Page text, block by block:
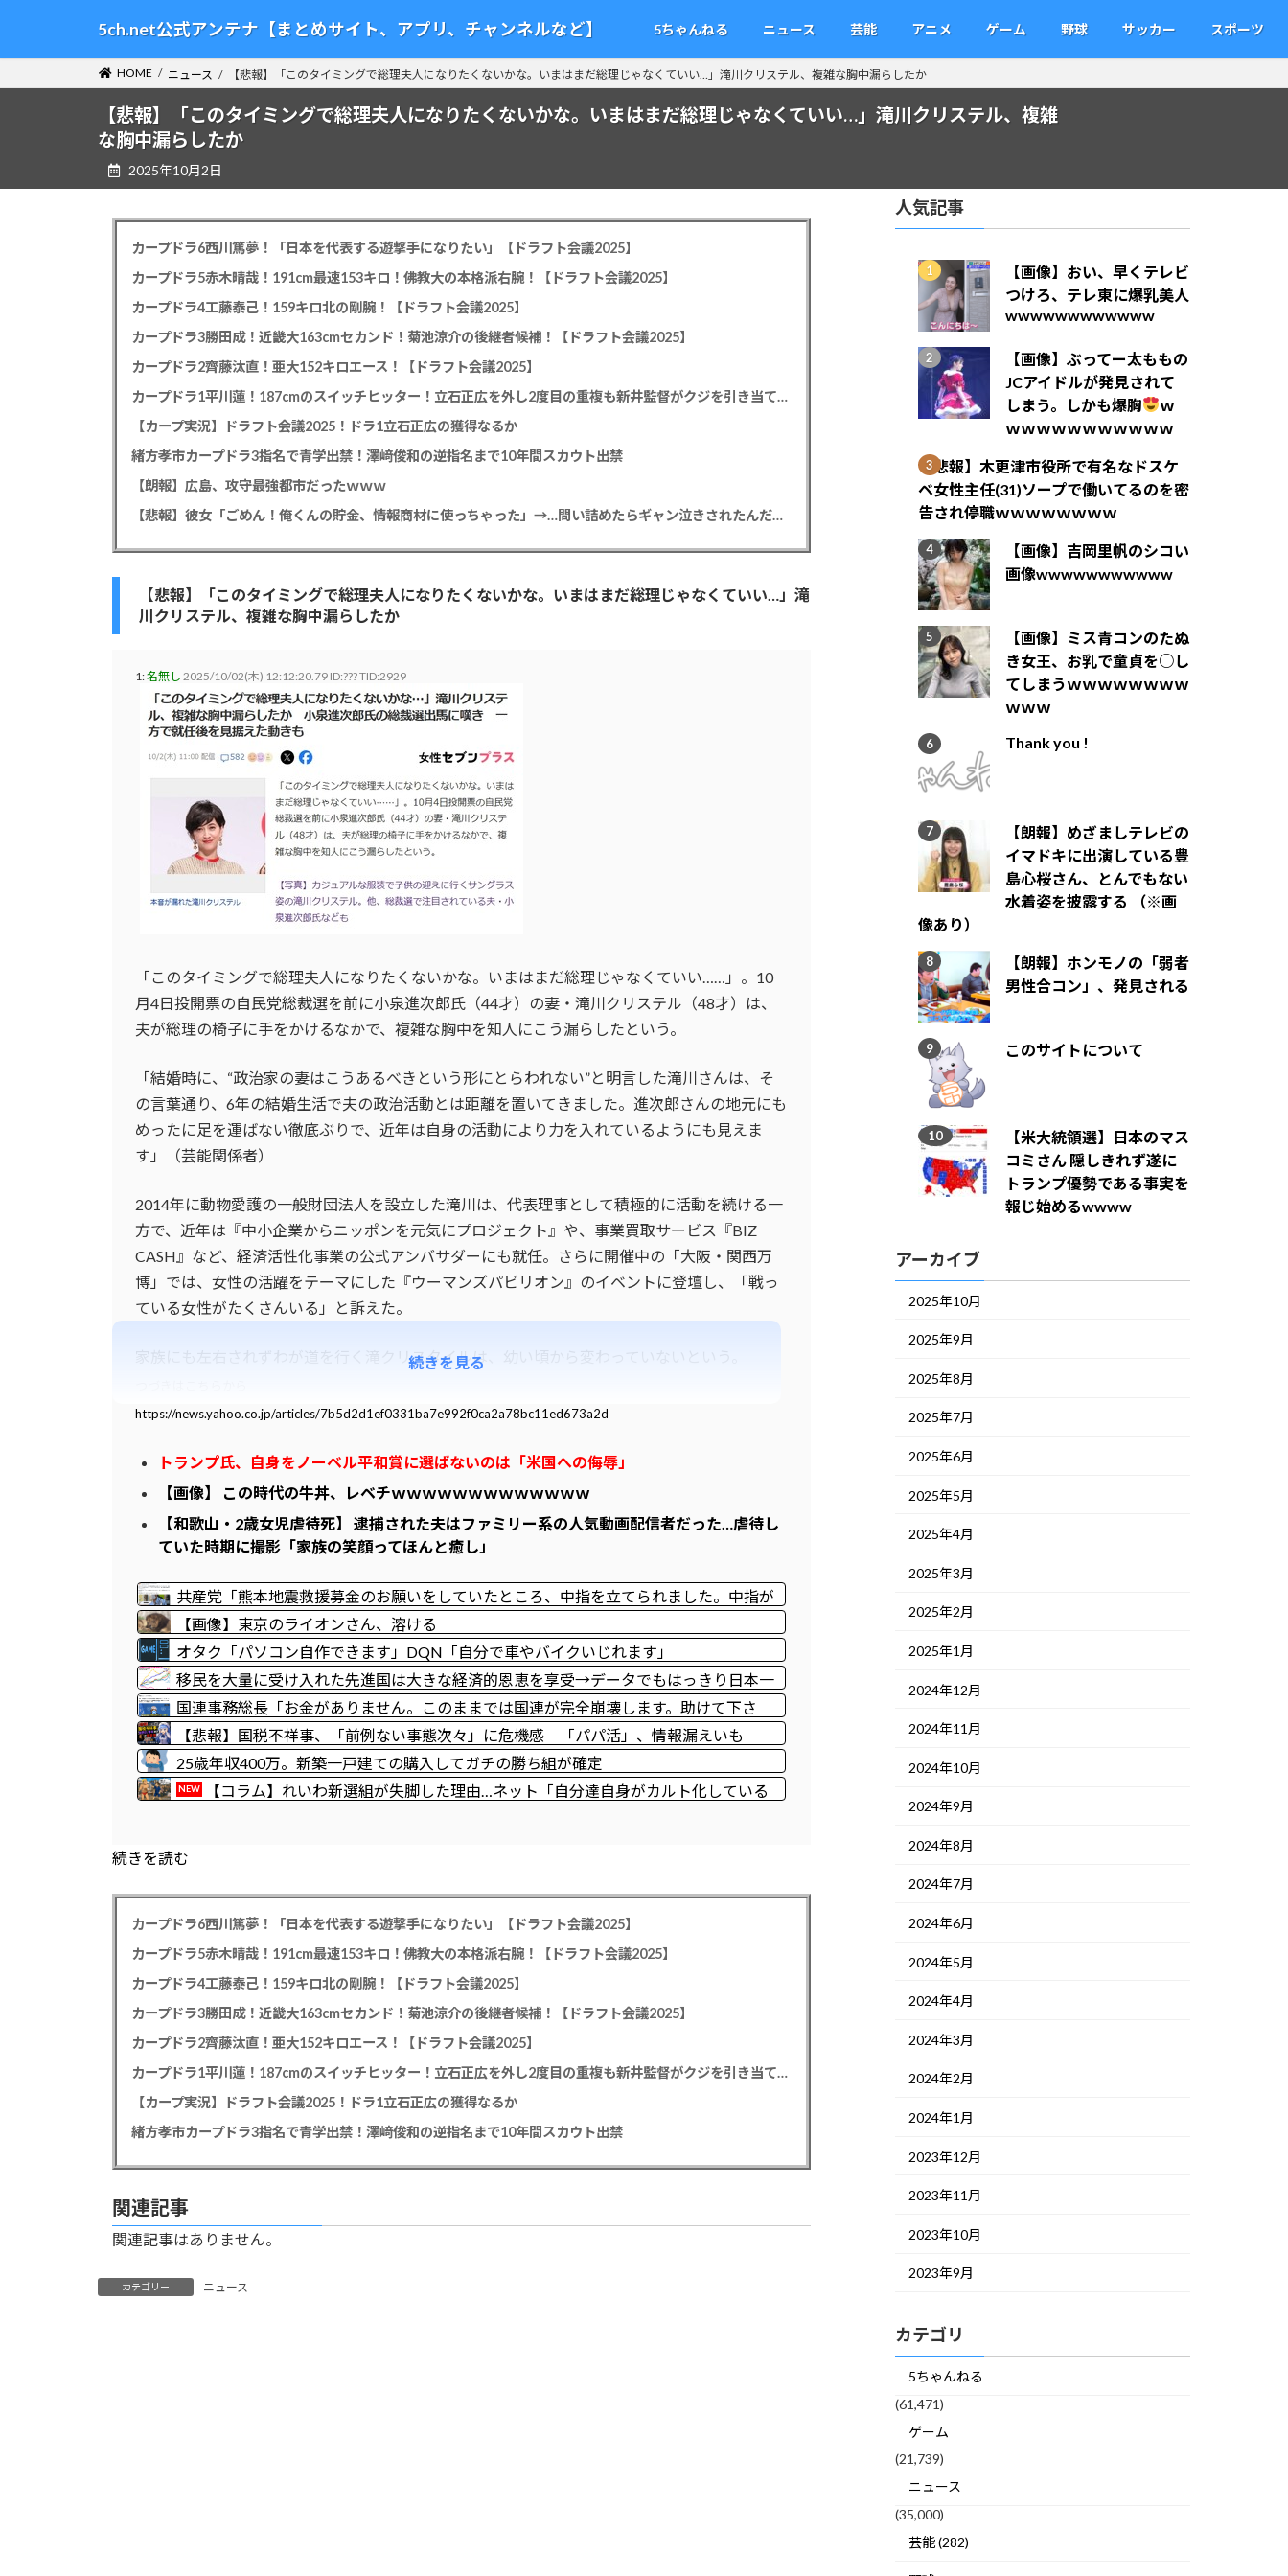
テ
ッ
ゲ
移
5ch.net公式アンテナ【まとめサイト、アプリ、チャンネルなど】 5ちゃんねる ニュース 芸能 アニメ ゲーム 野球 サッカー スポーツ
HOME ニュース 【悲報】「このタイミングで総理夫人になりたくないかな。いまはまだ総理じゃなくていい…」滝川クリステル、複雑な胸中漏らしたか
【悲報】「このタイミングで総理夫人になりたくないかな。いまはまだ総理じゃなくていい…」滝川クリステル、複雑
な胸中漏らしたか
2025年10月2日
カープドラ6西川篤夢！「日本を代表する遊撃手になりたい」【ドラフト会議2025】
カープドラ5赤木晴哉！191cm最速153キロ！佛教大の本格派右腕！【ドラフト会議2025】
カープドラ4工藤泰己！159キロ北の剛腕！【ドラフト会議2025】
カープドラ3勝田成！近畿大163cmセカンド！菊池涼介の後継者候補！【ドラフト会議2025】
カープドラ2齊藤汰直！亜大152キロエース！【ドラフト会議2025】
カープドラ1平川蓮！187cmのスイッチヒッター！立石正広を外し2度目の重複も新井監督がクジを引き当てる！【ドラフト会議2025】
【カープ実況】ドラフト会議2025！ドラ1立石正広の獲得なるか
緒方孝市カープドラ3指名で青学出禁！澤﨑俊和の逆指名まで10年間スカウト出禁
【朗報】広島、攻守最強都市だったｗｗｗ
【悲報】彼女「ごめん！俺くんの貯金、情報商材に使っちゃった」→…問い詰めたらギャン泣きされたんだが俺が悪いのか？
【悲報】「このタイミングで総理夫人になりたくないかな。いまはまだ総理じゃなくていい…」滝
川クリステル、複雑な胸中漏らしたか
1:名無し 2025/10/02(木) 12:12:20.79 ID:??? TID:2929
「このタイミングで総理夫人になりたくないかな。いまはまだ総理じゃなくていい……」。10
月4日投開票の自民党総裁選を前に小泉進次郎氏（44才）の妻・滝川クリステル（48才）は、
夫が総理の椅子に手をかけるなかで、複雑な胸中を知人にこう漏らしたという。
「結婚時に、“政治家の妻はこうあるべきという形にとらわれない”と明言した滝川さんは、そ
の言葉通り、6年の結婚生活で夫の政治活動とは距離を置いてきました。進次郎さんの地元にも
めったに足を運ばない徹底ぶりで、近年は自身の活動により力を入れているようにも見えま
す」（芸能関係者）
2014年に動物愛護の一般財団法人を設立した滝川は、代表理事として積極的に活動を続ける一
方で、近年は『中小企業からニッポンを元気にプロジェクト』や、事業買取サービス『BIZ
CASH』など、経済活性化事業の公式アンバサダーにも就任。さらに開催中の「大阪・関西万
博」では、女性の活躍をテーマにした『ウーマンズパビリオン』のイベントに登壇し、「戦っ
ている女性がたくさんいる」と訴えた。
家族にも左右されずわが道を行く滝クリスタイルは、幼い頃から変わっていないという。
https://news.yahoo.co.jp/articles/7b5d2d1ef0331ba7e992f0ca2a78bc11ed673a2d
トランプ氏、自身をノーベル平和賞に選ばないのは「米国への侮辱」
【画像】 この時代の牛丼、レベチｗｗｗｗｗｗｗｗｗｗｗｗｗ
【和歌山・2歳女児虐待死】 逮捕された夫はファミリー系の人気動画配信者だった…虐待し
ていた時期に撮影「家族の笑顔ってほんと癒し」
共産党「熊本地震救援募金のお願いをしていたところ、中指を立てられました。中指が
メガネに当たり、危うく怪我をするところでした」
【画像】東京のライオンさん、溶ける
オタク「パソコン自作できます」DQN「自分で車やバイクいじれます」
移民を大量に受け入れた先進国は大きな経済的恩恵を享受→データでもはっきり日本一
人負け示される [8/8]
国連事務総長「お金がありません。このままでは国連が完全崩壊します。助けて下さ
い」
【悲報】国税不祥事、「前例ない事態次々」に危機感 「パパ活」、情報漏えいも
25歳年収400万。新築一戸建ての購入してガチの勝ち組が確定
NEW
【コラム】れいわ新選組が失脚した理由…ネット「自分達自身がカルト化している
続きを読む
続きを見る
カープドラ6西川篤夢！「日本を代表する遊撃手になりたい」【ドラフト会議2025】
カープドラ5赤木晴哉！191cm最速153キロ！佛教大の本格派右腕！【ドラフト会議2025】
カープドラ4工藤泰己！159キロ北の剛腕！【ドラフト会議2025】
カープドラ3勝田成！近畿大163cmセカンド！菊池涼介の後継者候補！【ドラフト会議2025】
カープドラ2齊藤汰直！亜大152キロエース！【ドラフト会議2025】
カープドラ1平川蓮！187cmのスイッチヒッター！立石正広を外し2度目の重複も新井監督がクジを引き当てる！【ドラフト会議2025】
【カープ実況】ドラフト会議2025！ドラ1立石正広の獲得なるか
緒方孝市カープドラ3指名で青学出禁！澤﨑俊和の逆指名まで10年間スカウト出禁
関連記事
関連記事はありません。
カテゴリー ニュース
人気記事
【画像】おい、早くテレビ
つけろ、テレ東に爆乳美人
wwwwwwwwwwww
【画像】ぶってー太ももの
JCアイドルが発見されて
しまう。しかも爆胸
ｗ
ｗｗｗｗｗｗｗｗｗｗｗ
【悲報】木更津市役所で有名なドスケ
ベ女性主任(31)ソープで働いてるのを密
告され停職ｗｗｗｗｗｗｗｗ
【画像】吉岡里帆のシコい
画像wwwwwwwwwww
【画像】ミス青コンのたぬ
き女王、お乳で童貞を○し
てしまうｗｗｗｗｗｗｗｗ
ｗｗｗ
Thank you !
【朗報】めざましテレビの
イマドキに出演している豊
島心桜さん、とんでもない
水着姿を披露する （※画
像あり）
【朗報】ホンモノの「弱者
男性合コン」、発見される
このサイトについて
【米大統領選】日本のマス
コミさん 隠しきれず遂に
トランプ優勢である事実を
報じ始めるwwww
アーカイブ
2025年10月
2025年9月
2025年8月
2025年7月
2025年6月
2025年5月
2025年4月
2025年3月
2025年2月
2025年1月
2024年12月
2024年11月
2024年10月
2024年9月
2024年8月
2024年7月
2024年6月
2024年5月
2024年4月
2024年3月
2024年2月
2024年1月
2023年12月
2023年11月
2023年10月
2023年9月
カテゴリ
5ちゃんねる
(61,471)
ゲーム
(21,739)
ニュース
(35,000)
芸能 (282)